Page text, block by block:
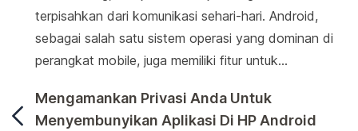
terpisahkan dari komunikasi sehari-hari. Android,
sebagai salah satu sistem operasi yang dominan di
perangkat mobile, juga memiliki fitur untuk…
Mengamankan Privasi Anda Untuk
Menyembunyikan Aplikasi Di HP Android